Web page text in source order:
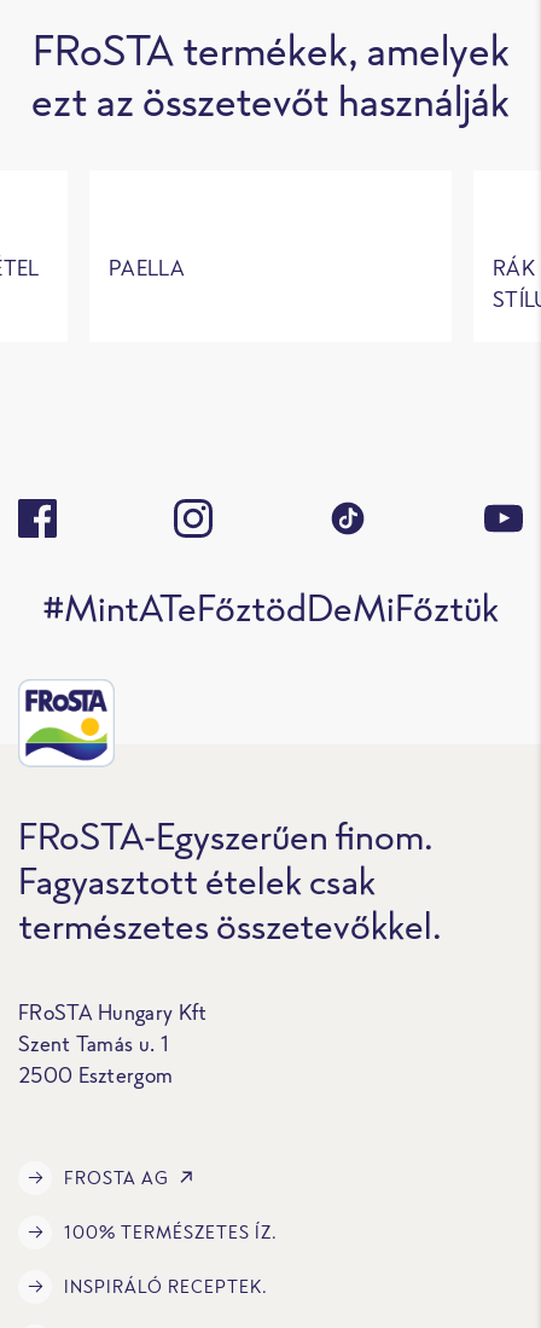
FRoSTA termékek, amelyek
ezt az összetevőt használják
PAELLA
RÁK
#MintATeFőztödDeMiFőztük
FRoSTA-Egyszerűen finom.
Fagyasztott ételek csak
természetes összetevőkkel.
FRoSTA Hungary Kft
Szent Tamás u. 1
2500 Esztergom
FROSTA AG
100% TERMÉSZETES ÍZ.
INSPIRÁLÓ RECEPTEK.